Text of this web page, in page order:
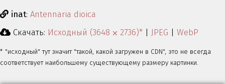
inat: Antennaria dioica
Скачать: Исходный (3648 ⨉ 2736)* JPEG WebP
* "исходный" тут значит "такой, какой загружен в CDN", это не всегда
соответствует наибольшему существующему размеру картинки.